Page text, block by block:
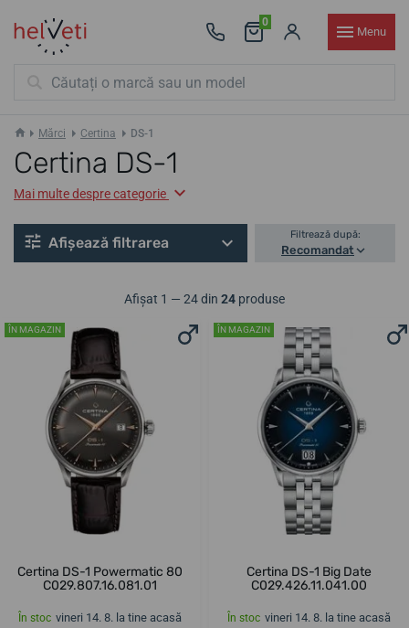
0
Menu
Mărci Certina DS-1
Certina DS-1
Mai multe despre categorie
Afișează filtrarea Filtrează după:
Recomandat
Afișat 1 — 24 din 24 produse
ÎN MAGAZIN
Certina DS-1 Powermatic 80
C029.807.16.081.01
În stoc vineri 14. 8. la tine acasă
ÎN MAGAZIN
Certina DS-1 Big Date
C029.426.11.041.00
În stoc vineri 14. 8. la tine acasă